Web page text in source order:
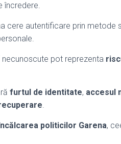
încredere.
cere autentificare prin metode
pot reprezenta
furtul de identitate, accesul
.
politicilor Garena,